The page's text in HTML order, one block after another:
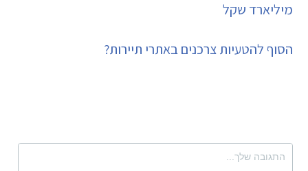
מיליארד שקל
הסוף להטעיות צרכנים באתרי תיירות?